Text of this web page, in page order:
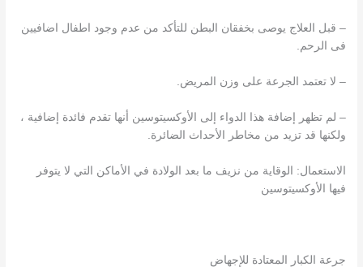
– قبل العلاج يوصى بخفقان البطن للتأكد من عدم وجود اطفال اضافيين
فى الرحم.
– لا تعتمد الجرعة على وزن المريض.
– لم تظهر إضافة هذا الدواء إلى الأوكسيتوسين أنها تقدم فائدة إضافية ،
ولكنها قد تزيد من مخاطر الأحداث الضائرة.
الاستعمال: الوقاية من نزيف ما بعد الولادة في الأماكن التي لا يتوفر
فيها الأوكسيتوسين
جرعة الكبار المعتادة للإجهاض